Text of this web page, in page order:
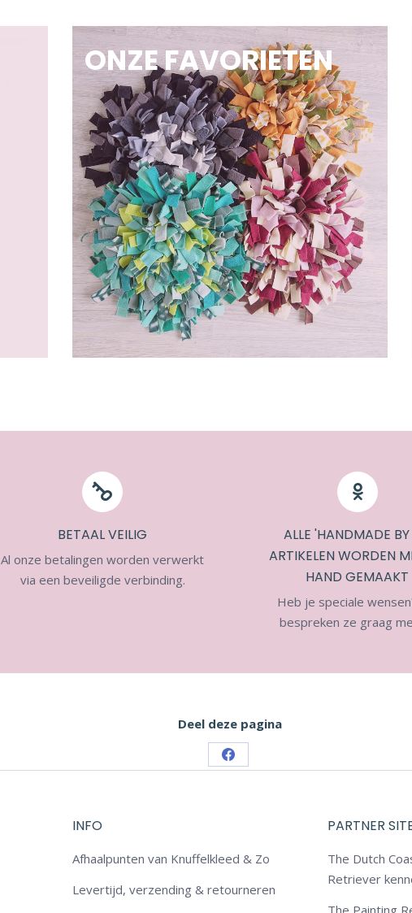
ONZE FAVORIETEN
BETAAL VEILIG
Al onze betalingen worden verwerkt
via een beveiligde verbinding.
ALLE 'HANDMADE
ARTIKELEN WORDEN
HAND GEMAAKT
Heb je speciale
bespreken ze graag
Deel deze pagina
Share
INFO
Afhaalpunten van Knuffelkleed & Zo
Levertijd, verzending & retourneren
PARTNER
The Dutch
Retriever
The Painting